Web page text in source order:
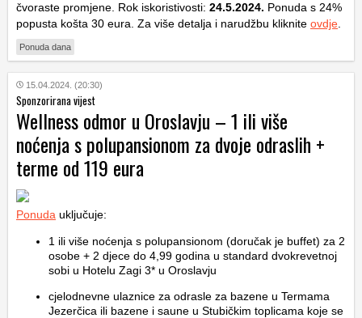
čvoraste promjene. Rok iskoristivosti: 24.5.2024. Ponuda s 24%
popusta košta 30 eura. Za više detalja i narudžbu kliknite ovdje
Ponuda dana
15.04.2024. (20:30)
Sponzorirana vijest
Wellness odmor u Oroslavju – 1 ili više
noćenja s polupansionom za dvoje odraslih +
terme od 119 eura
Ponuda uključuje:
1 ili više noćenja s polupansionom (doručak je buffet) za 2
osobe + 2 djece do 4,99 godina u standard dvokrevetnoj
sobi u Hotelu Zagi 3* u Oroslavju
cjelodnevne ulaznice za odrasle za bazene u Termama
Jezerčica ili bazene i saune u Stubičkim toplicama koje se